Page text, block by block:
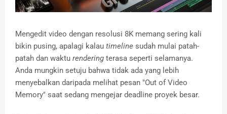
Mengedit video dengan resolusi 8K memang sering kali
bikin pusing, apalagi kalau timeline sudah mulai patah-
patah dan waktu rendering terasa seperti selamanya.
Anda mungkin setuju bahwa tidak ada yang lebih
menyebalkan daripada melihat pesan "Out of Video
Memory" saat sedang mengejar deadline proyek besar.